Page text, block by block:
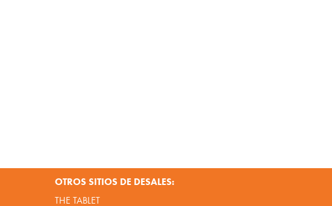
OTROS SITIOS DE DESALES:
THE TABLET